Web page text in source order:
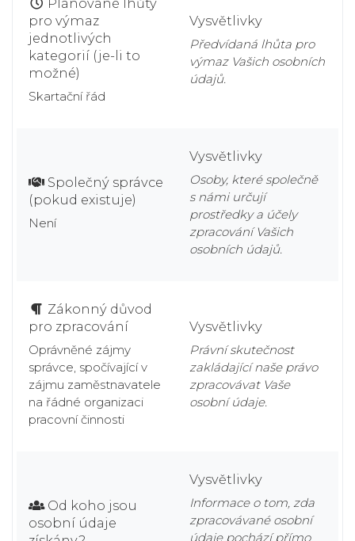
Plánované lhůty
pro výmaz
jednotlivých
kategorií (je-li to
možné)
Skartační řád
Vysvětlivky
Předvídaná lhůta pro
výmaz Vašich osobních
údajů.
Společný správce
(pokud existuje)
Není
Vysvětlivky
Osoby, které společně
s námi určují
prostředky a účely
zpracování Vašich
osobních údajů.
Zákonný důvod
pro zpracování
Oprávněné zájmy
správce, spočívající v
zájmu zaměstnavatele
na řádné organizaci
pracovní činnosti
Vysvětlivky
Právní skutečnost
zakládající naše právo
zpracovávat Vaše
osobní údaje.
Od koho jsou
osobní údaje
Vysvětlivky
Informace o tom, zda
zpracovávané osobní
údaje pochází přímo